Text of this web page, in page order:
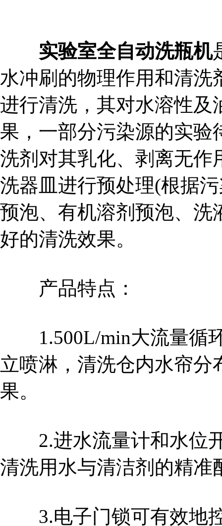
实验室全自动洗瓶机
水冲刷的物理作用和清洗
进行清洗，其对水溶性及
果，一部分污染源的实验
洗剂对其乳化、剥离无作
洗器皿进行预处理(根据
预泡、有机溶剂预泡、洗
好的清洗效果。
产品特点：
1.500L/min大流量循
立喷淋，清洗仓内水帘
果。
2.进水流量计和水位开
清洗用水与清洁剂的精准
3.电子门锁可有效地控